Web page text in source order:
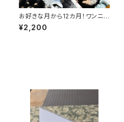
お好きな月から12カ月！ワンニャ
ンのオリジナル卓上カレンダ
ー はがきサイズ A：新規制作
¥2,200